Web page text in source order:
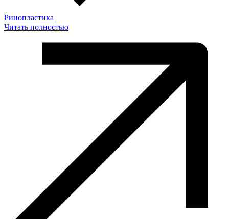
Ринопластика
Читать полностью